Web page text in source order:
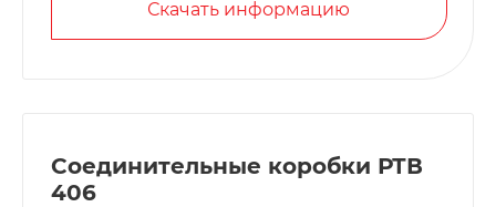
Скачать информацию
Соединительные коробки РТВ
406